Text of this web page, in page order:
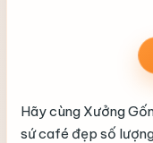
Hãy cùng Xưởng
sứ café đẹp số